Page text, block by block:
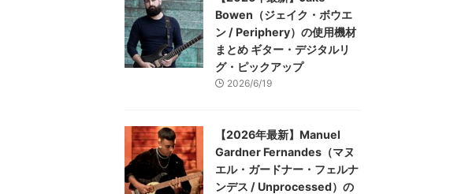
Bowen（ジェイク・ボウエ
ン / Periphery）の使用機材
まとめ ギター・デジタルリ
グ・ピックアップ
2026/6/19
【2026年最新】Manuel
Gardner Fernandes（マヌ
エル・ガードナー・フェルナ
ンデス / Unprocessed）の